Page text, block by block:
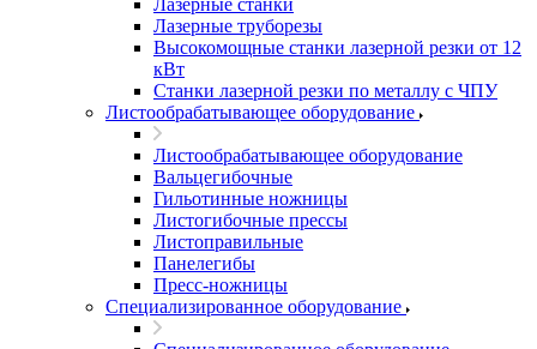
Лазерные станки
Лазерные труборезы
Высокомощные станки лазерной резки от 12
кВт
Станки лазерной резки по металлу с ЧПУ
Листообрабатывающее оборудование
Листообрабатывающее оборудование
Вальцегибочные
Гильотинные ножницы
Листогибочные прессы
Листоправильные
Панелегибы
Пресс-ножницы
Специализированное оборудование